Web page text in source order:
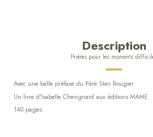
Description
Prières pour les moments
Avec une belle préfaxe du Père Stan Rougier.
Un livre d'Isabelle Chevignard aux éditions MAME
140 pages.